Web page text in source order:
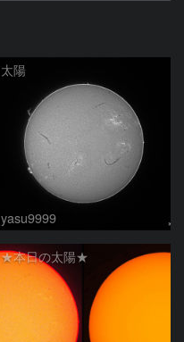
太陽
yasu9999
★本日の太陽★